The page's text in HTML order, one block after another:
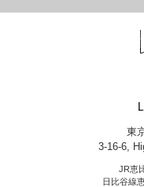
東
3-16-6,
JR恵
日比谷線